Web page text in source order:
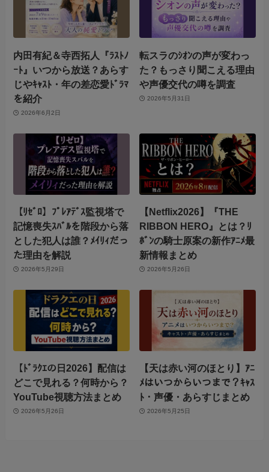
内田有紀＆寺西拓人『ﾗｽﾄﾉ
ｰﾄ』いつから放送？あらす
じやｷｬｽﾄ・年の差恋愛ﾄﾞﾗﾏ
を紹介
2026年6月2日
転スラのｼｵﾝの声が変わっ
た？もっさり聞こえる理由
や声優交代の噂を調査
2026年5月31日
【ﾘｾﾞﾛ】ﾌﾟﾚｱﾃﾞｽ監視塔で
記憶喪失ｽﾊﾞﾙを階段から落
とした犯人は誰？ﾒｲﾘｨだっ
た理由を解説
2026年5月29日
【Netflix2026】『THE
RIBBON HERO』とは？ﾘ
ﾎﾞﾝの騎士原案の新作ｱﾆﾒ最
新情報まとめ
2026年5月26日
【ﾄﾞﾗｸｴの日2026】配信は
どこで見れる？何時から？
YouTube視聴方法まとめ
2026年5月26日
【天は赤い河のほとり】ｱﾆ
ﾒはいつからいつまで？ｷｬｽ
ﾄ・声優・あらすじまとめ
2026年5月25日